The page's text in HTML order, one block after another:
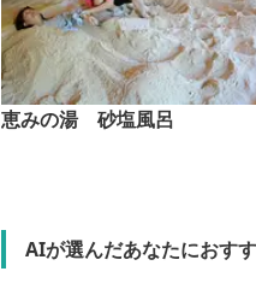
恵みの湯 砂塩風呂
AIが選んだあなたにおす